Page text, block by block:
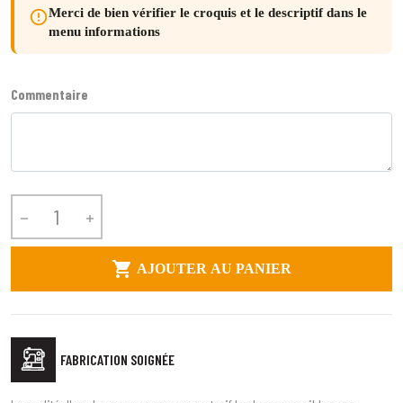
error_outlineMerci de bien vérifier le croquis et le descriptif dans le
menu informations
Commentaire
 
 AJOUTER AU PANIER
FABRICATION SOIGNÉE